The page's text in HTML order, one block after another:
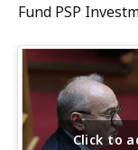
Fund PSP
Click to